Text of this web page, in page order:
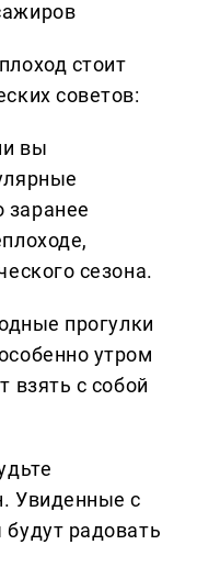
стоит
советов:
вы
сезона.
прогулки
утром
взять с собой
Увиденные с
радовать